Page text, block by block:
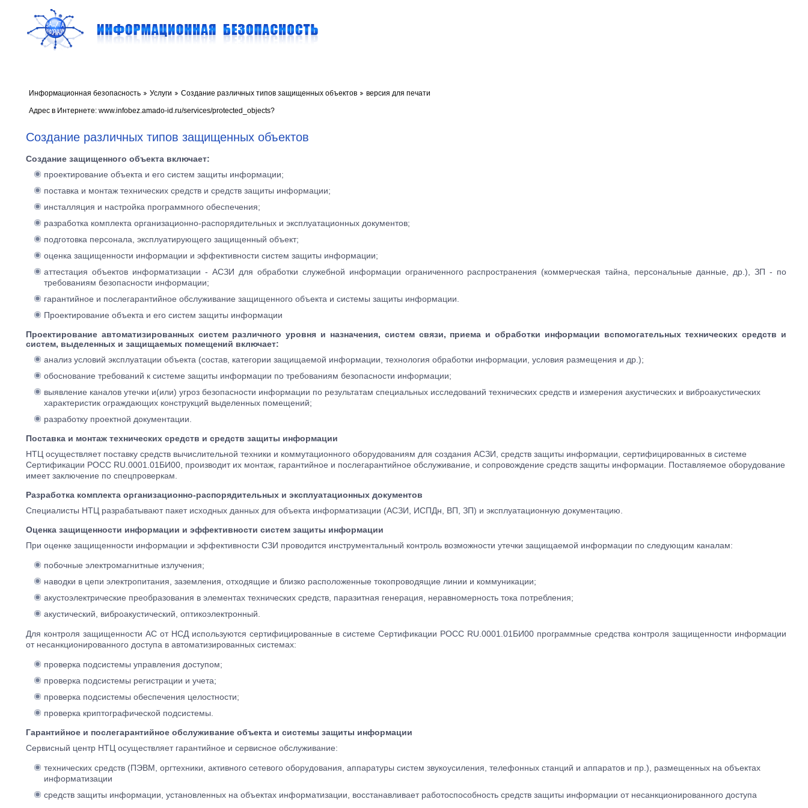
Информационная безопасность Услуги Создание различных типов защищенных объектов версия для печати
Адрес в Интернете: www.infobez.amado-id.ru/services/protected_objects?
Создание различных типов защищенных объектов
Создание защищенного объекта включает:
проектирование объекта и его систем защиты информации;
поставка и монтаж технических средств и средств защиты информации;
инсталляция и настройка программного обеспечения;
разработка комплекта организационно-распорядительных и эксплуатационных документов;
подготовка персонала, эксплуатирующего защищенный объект;
оценка защищенности информации и эффективности систем защиты информации;
аттестация объектов информатизации - АСЗИ для обработки служебной информации ограниченного распространения (коммерческая тайна, персональные данные, др.), ЗП - по
требованиям безопасности информации;
гарантийное и послегарантийное обслуживание защищенного объекта и системы защиты информации.
Проектирование объекта и его систем защиты информации
Проектирование автоматизированных систем различного уровня и назначения, систем связи, приема и обработки информации вспомогательных технических средств и
систем, выделенных и защищаемых помещений включает:
анализ условий эксплуатации объекта (состав, категории защищаемой информации, технология обработки информации, условия размещения и др.);
обоснование требований к системе защиты информации по требованиям безопасности информации;
выявление каналов утечки и(или) угроз безопасности информации по результатам специальных исследований технических средств и измерения акустических и виброакустических
характеристик ограждающих конструкций выделенных помещений;
разработку проектной документации.
Поставка и монтаж технических средств и средств защиты информации
НТЦ осуществляет поставку средств вычислительной техники и коммутационного оборудованиям для создания АСЗИ, средств защиты информации, сертифицированных в системе
Сертификации РОСС RU.0001.01БИ00, производит их монтаж, гарантийное и послегарантийное обслуживание, и сопровождение средств защиты информации. Поставляемое оборудование
имеет заключение по спецпроверкам.
Разработка комплекта организационно-распорядительных и эксплуатационных документов
Специалисты НТЦ разрабатывают пакет исходных данных для объекта информатизации (АСЗИ, ИСПДн, ВП, ЗП) и эксплуатационную документацию.
Оценка защищенности информации и эффективности систем защиты информации
При оценке защищенности информации и эффективности СЗИ проводится инструментальный контроль возможности утечки защищаемой информации по следующим каналам:
побочные электромагнитные излучения;
наводки в цепи электропитания, заземления, отходящие и близко расположенные токопроводящие линии и коммуникации;
акустоэлектрические преобразования в элементах технических средств, паразитная генерация, неравномерность тока потребления;
акустический, виброакустический, оптикоэлектронный.
Для контроля защищенности АС от НСД используются сертифицированные в системе Сертификации РОСС RU.0001.01БИ00 программные средства контроля защищенности информации
от несанкционированного доступа в автоматизированных системах:
проверка подсистемы управления доступом;
проверка подсистемы регистрации и учета;
проверка подсистемы обеспечения целостности;
проверка криптографической подсистемы.
Гарантийное и послегарантийное обслуживание объекта и системы защиты информации
Сервисный центр НТЦ осуществляет гарантийное и сервисное обслуживание:
технических средств (ПЭВМ, оргтехники, активного сетевого оборудования, аппаратуры систем звукоусиления, телефонных станций и аппаратов и пр.), размещенных на объектах
информатизации
средств защиты информации, установленных на объектах информатизации, восстанавливает работоспособность средств защиты информации от несанкционированного доступа